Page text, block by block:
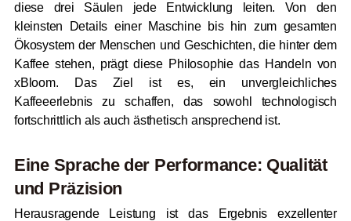
diese drei Säulen jede Entwicklung leiten. Von den
kleinsten Details einer Maschine bis hin zum gesamten
Ökosystem der Menschen und Geschichten, die hinter dem
Kaffee stehen, prägt diese Philosophie das Handeln von
xBloom. Das Ziel ist es, ein unvergleichliches
Kaffeeerlebnis zu schaffen, das sowohl technologisch
fortschrittlich als auch ästhetisch ansprechend ist.
Eine Sprache der Performance: Qualität
und Präzision
Herausragende Leistung ist das Ergebnis exzellenter